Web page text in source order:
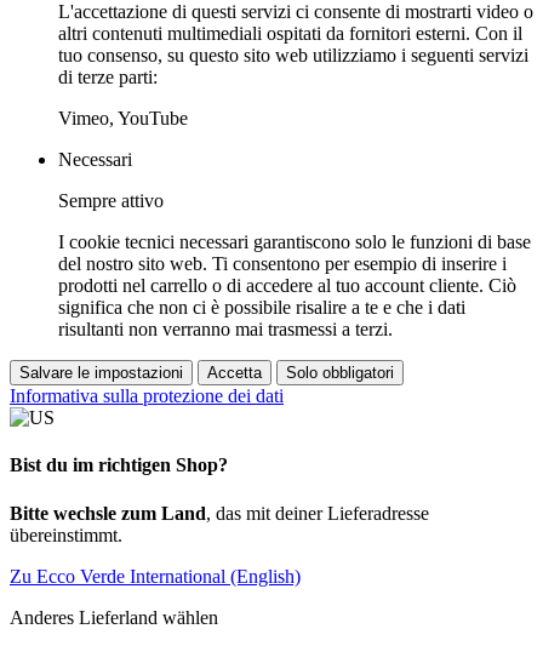
L'accettazione di questi servizi ci consente di mostrarti video o
altri contenuti multimediali ospitati da fornitori esterni. Con il
tuo consenso, su questo sito web utilizziamo i seguenti servizi
di terze parti:
Vimeo, YouTube
Necessari
Sempre attivo
I cookie tecnici necessari garantiscono solo le funzioni di base
del nostro sito web. Ti consentono per esempio di inserire i
prodotti nel carrello o di accedere al tuo account cliente. Ciò
significa che non ci è possibile risalire a te e che i dati
risultanti non verranno mai trasmessi a terzi.
Salvare le impostazioni Accetta Solo obbligatori
Informativa sulla protezione dei dati
Bist du im richtigen Shop?
Bitte wechsle zum Land, das mit deiner Lieferadresse
übereinstimmt.
Zu Ecco Verde International (English)
Anderes Lieferland wählen